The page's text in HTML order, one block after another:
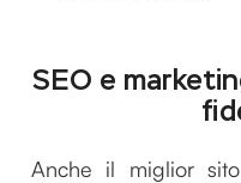
SEO e
Anche il miglior